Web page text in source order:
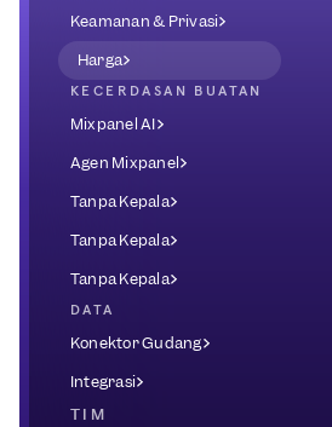
Keamanan & Privasi
Harga
KECERDASAN BUATAN
Mixpanel AI
Agen Mixpanel
Tanpa Kepala
Tanpa Kepala
Tanpa Kepala
DATA
Konektor Gudang
Integrasi
TIM